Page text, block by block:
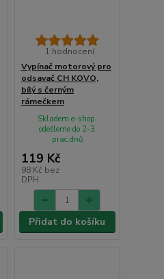
1 hodnocení
Vypínač motorový pro
odsavač CH KOVO,
bílý s černým
rámečkem
119 Kč
98 Kč bez
DPH
Skladem e-shop,
odešleme do 2-3
prac.dnů
Přidat do košíku